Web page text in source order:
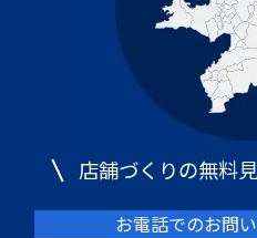
店舗づくりの無料
お電話でのお問